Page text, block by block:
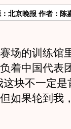
北京晚报 作者：陈
的训练馆
着中国代表
块不一定
如果轮到我